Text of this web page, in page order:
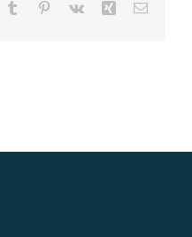
Tumblr Pinterest
Vk Xing Email